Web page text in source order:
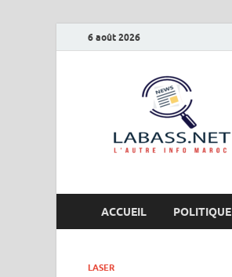
6 août 2026
ACCUEIL POLITIQUE
LASER